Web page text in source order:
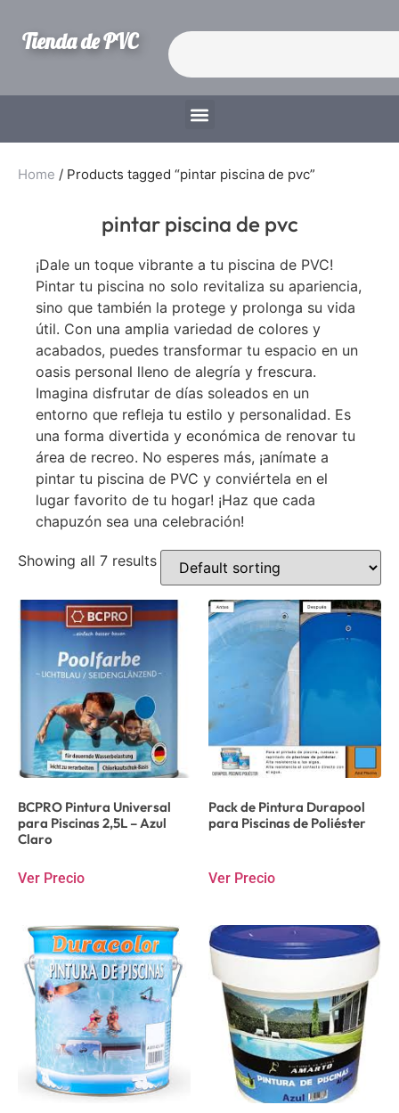
Tienda de PVC
Home / Products tagged “pintar piscina de pvc”
pintar piscina de pvc
¡Dale un toque vibrante a tu piscina de PVC!
Pintar tu piscina no solo revitaliza su apariencia,
sino que también la protege y prolonga su vida
útil. Con una amplia variedad de colores y
acabados, puedes transformar tu espacio en un
oasis personal lleno de alegría y frescura.
Imagina disfrutar de días soleados en un
entorno que refleja tu estilo y personalidad. Es
una forma divertida y económica de renovar tu
área de recreo. No esperes más, ¡anímate a
pintar tu piscina de PVC y conviértela en el
lugar favorito de tu hogar! ¡Haz que cada
chapuzón sea una celebración!
Showing all 7 results
BCPRO Pintura Universal
para Piscinas 2,5L – Azul
Claro
Ver Precio
Pack de Pintura Durapool
para Piscinas de Poliéster
Ver Precio